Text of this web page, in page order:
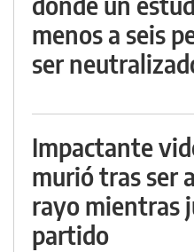
menos a seis
ser
Impactante
murió tras ser
rayo mientras
partido